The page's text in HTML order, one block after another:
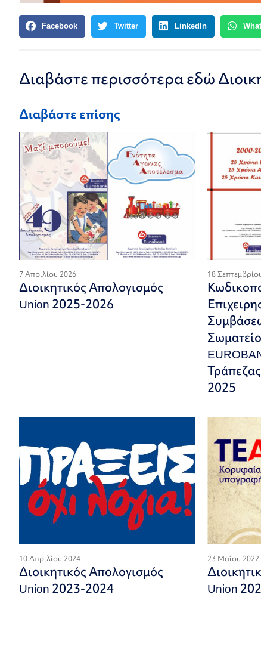
Facebook Twitter LinkedIn
Διαβάστε περισσότερα εδώ
Διαβάστε επίσης
7 Απριλίου 2026
Διοικητικός Απολογισμός
Union 2025-2026
18
2025
10 Απριλίου 2024
Διοικητικός Απολογισμός
Union 2023-2024
23 Μαΐου 2022
Union